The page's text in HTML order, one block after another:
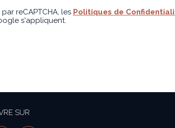
reCAPTCHA, les Politiques de
s'appliquent.
SUR